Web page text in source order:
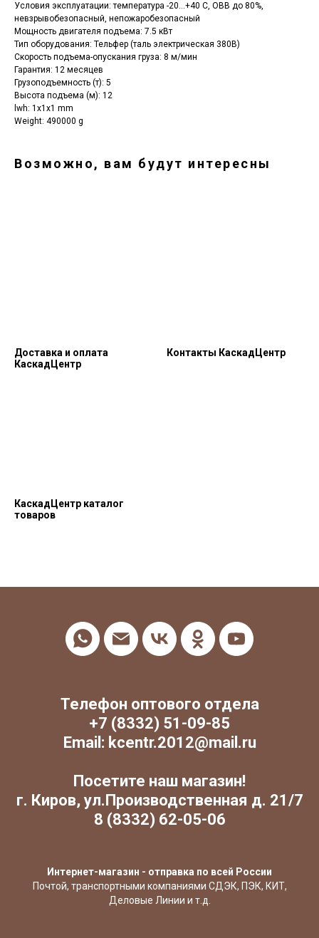
Условия эксплуатации: температура -20...+40 С, ОВВ до 80%,
невзрывобезопасный, непожаробезопасный
Мощность двигателя подъема: 7.5 кВт
Тип оборудования: Тельфер (таль электрическая 380В)
Скорость подъема-опускания груза: 8 м/мин
Гарантия: 12 месяцев
Грузоподъемность (т): 5
Высота подъема (м): 12
lwh: 1x1x1 mm
Weight: 490000 g
Возможно, вам будут интересны
Доставка и оплата
КаскадЦентр
Контакты КаскадЦентр
КаскадЦентр каталог
товаров
Телефон оптового отдела
+7 (8332) 51-09-85
Email: kcentr.2012@mail.ru
Посетите наш магазин!
г. Киров, ул.Производственная д. 21/7
8 (8332) 62-05-06
Интернет-магазин - отправка по всей России
Почтой, транспортными компаниями СДЭК, ПЭК, КИТ,
Деловые Линии и т.д.